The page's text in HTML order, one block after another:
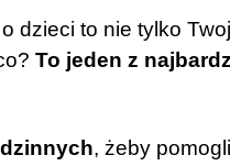
to nie tylko
To jeden z
, żeby